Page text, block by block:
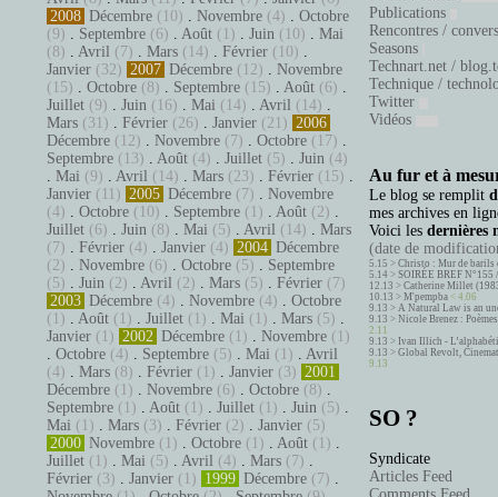
2008 Décembre (10) . Novembre (4) . Octobre
(9) . Septembre (6) . Août (1) . Juin (10) . Mai
(8) . Avril (7) . Mars (14) . Février (10) .
Janvier (32) 2007 Décembre (12) . Novembre
(15) . Octobre (8) . Septembre (15) . Août (6) .
Juillet (9) . Juin (16) . Mai (14) . Avril (14) .
Mars (31) . Février (26) . Janvier (21) 2006
Décembre (12) . Novembre (7) . Octobre (17) .
Septembre (13) . Août (4) . Juillet (5) . Juin (4)
. Mai (9) . Avril (14) . Mars (23) . Février (15) .
Janvier (11) 2005 Décembre (7) . Novembre
(4) . Octobre (10) . Septembre (1) . Août (2) .
Juillet (6) . Juin (8) . Mai (5) . Avril (14) . Mars
(7) . Février (4) . Janvier (4) 2004 Décembre
(2) . Novembre (6) . Octobre (5) . Septembre
(5) . Juin (2) . Avril (2) . Mars (5) . Février (7)
2003 Décembre (4) . Novembre (4) . Octobre
(1) . Août (1) . Juillet (1) . Mai (1) . Mars (5) .
Janvier (1) 2002 Décembre (1) . Novembre (1)
. Octobre (4) . Septembre (5) . Mai (1) . Avril
(4) . Mars (8) . Février (1) . Janvier (3) 2001
Décembre (1) . Novembre (6) . Octobre (8) .
Septembre (1) . Août (1) . Juillet (1) . Juin (5) .
Mai (1) . Mars (3) . Février (2) . Janvier (5)
2000 Novembre (1) . Octobre (1) . Août (1) .
Juillet (1) . Mai (5) . Avril (4) . Mars (7) .
Février (3) . Janvier (1) 1999 Décembre (7) .
Publications
Rencontres /
Seasons
Technart.net /
Technique /
Twitter
Vidéos
Au fur et à
Le blog se remplit
mes archives en
Voici les dernières
(date de
5.15 > Christo : Mur de barils
5.14 > SOIRÉE BREF
12.13 > Catherine Millet
10.13 > M'pempba < 4.06
9.13 > A Natural Law is an
9.13 > Nicole Brenez :
2.11
9.13 > Ivan Illich -
9.13 > Global Revolt,
9.13
SO ?
Syndicate
Articles Feed